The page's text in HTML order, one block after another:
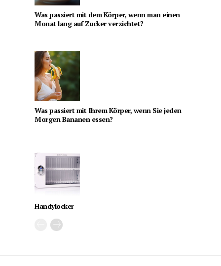
Was passiert mit dem Körper, wenn man einen
Monat lang auf Zucker verzichtet?
Was passiert mit Ihrem Körper, wenn Sie jeden
Morgen Bananen essen?
Handylocker